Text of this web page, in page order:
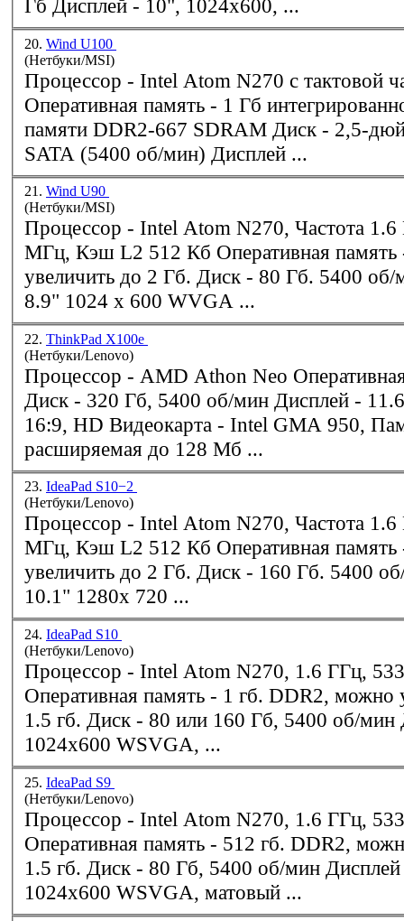
Гб Дисплей - 10", 1024x600, ...
20. Wind U100
(Нетбуки/MSI)
Процессор - Intel Atom N270 с тактовой
Оперативная память - 1 Гб интегрированной оперативной
памяти DDR2-667 SDRAM Диск - 2,5-дюймовый 80 Гб
SATA (5400 об/мин) Дисплей ...
21. Wind U90
(Нетбуки/MSI)
Процессор - Intel Atom N270, Частота 1.6 ГГц, Шина 533
МГц, Кэш L2 512 Кб Оперативная память - 1 Гб, можно
увеличить до 2 Гб. Диск - 80 Гб. 5400 об/мин Дисплей -
8.9" 1024 x 600 WVGA ...
22. ThinkPad X100e
(Нетбуки/Lenovo)
Процессор - AMD Athon Neo Оперативная память - 4 Гб
Диск - 320 Гб, 5400 об/мин Дисплей - 11.6" 1366х768,
16:9, HD Видеокарта - Intel GMA 950,
расширяемая до 128 Мб ...
23. IdeaPad S10−2
(Нетбуки/Lenovo)
Процессор - Intel Atom N270, Частота 1.6 ГГц, Шина 533
МГц, Кэш L2 512 Кб Оперативная память - 1 Гб, можно
увеличить до 2 Гб. Диск - 160 Гб. 5400 об/мин Дисплей -
10.1" 1280x 720 ...
24. IdeaPad S10
(Нетбуки/Lenovo)
Процессор - Intel Atom N270, 1.6 ГГц, 533 МГц, 512 Кб
Оперативная память - 1 гб. DDR2, можно увеличить до
1.5 гб. Диск - 80 или 160 Гб, 5400 об/мин Дисплей - 10.2",
1024x600 WSVGA, ...
25. IdeaPad S9
(Нетбуки/Lenovo)
Процессор - Intel Atom N270, 1.6 ГГц, 533 МГц, 512 Кб
Оперативная память - 512 гб. DDR2, можно увеличить до
1.5 гб. Диск - 80 Гб, 5400 об/мин Дисплей - 8.9",
1024x600 WSVGA, матовый ...